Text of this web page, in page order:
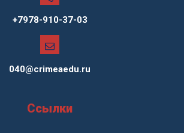
+7978-910-37-03
040@crimeaedu.ru
Ссылки